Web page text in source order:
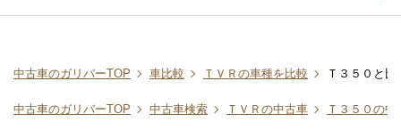
中古車のガリバーTOP 車比較 ＴＶＲの車種を比較 Ｔ３５０と比
中古車のガリバーTOP 中古車検索 ＴＶＲの中古車 Ｔ３５０の中